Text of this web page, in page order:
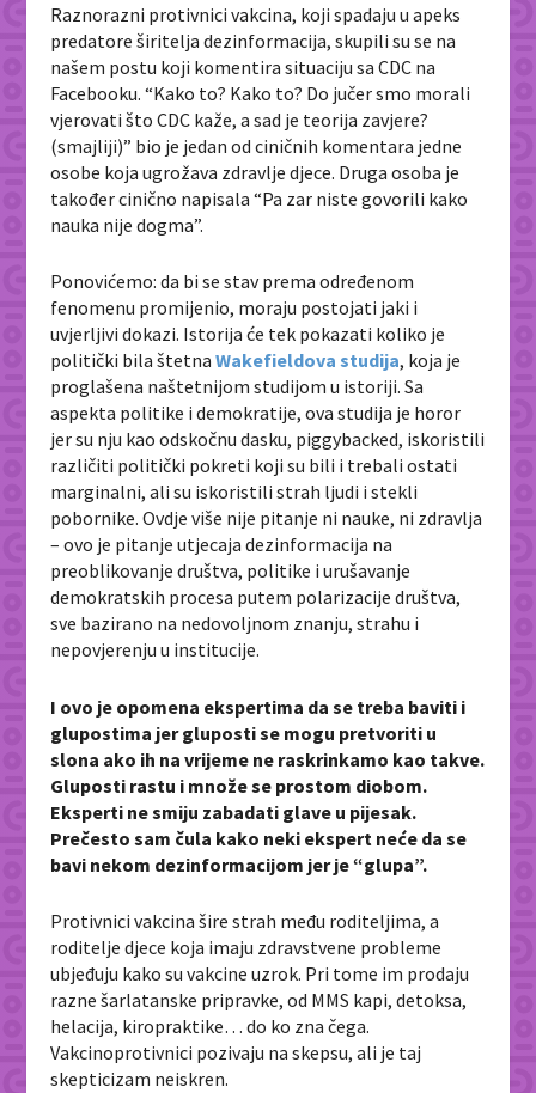
Raznorazni protivnici vakcina, koji spadaju u apeks
predatore širitelja dezinformacija, skupili su se na
našem postu koji komentira situaciju sa CDC na
Facebooku. “Kako to? Kako to? Do jučer smo morali
vjerovati što CDC kaže, a sad je teorija zavjere?
(smajliji)” bio je jedan od ciničnih komentara jedne
osobe koja ugrožava zdravlje djece. Druga osoba je
također cinično napisala “Pa zar niste govorili kako
nauka nije dogma”.
Ponovićemo: da bi se stav prema određenom
fenomenu promijenio, moraju postojati jaki i
uvjerljivi dokazi. Istorija će tek pokazati koliko je
politički bila štetnaWakefieldova studija, koja je
proglašena naštetnijom studijom u istoriji. Sa
aspekta politike i demokratije, ova studija je horor
jer su nju kao odskočnu dasku, piggybacked, iskoristili
različiti politički pokreti koji su bili i trebali ostati
marginalni, ali su iskoristili strah ljudi i stekli
pobornike. Ovdje više nije pitanje ni nauke, ni zdravlja
– ovo je pitanje utjecaja dezinformacija na
preoblikovanje društva, politike i urušavanje
demokratskih procesa putem polarizacije društva,
sve bazirano na nedovoljnom znanju, strahu i
nepovjerenju u institucije.
I ovo je opomena ekspertima da se treba baviti i
glupostima jer gluposti se mogu pretvoriti u
slona ako ih na vrijeme ne raskrinkamo kao takve.
Gluposti rastu i množe se prostom diobom.
Eksperti ne smiju zabadati glave u pijesak.
Prečesto sam čula kako neki ekspert neće da se
bavi nekom dezinformacijom jer je “glupa”.
Protivnici vakcina šire strah među roditeljima, a
roditelje djece koja imaju zdravstvene probleme
ubjeđuju kako su vakcine uzrok. Pri tome im prodaju
razne šarlatanske pripravke, od MMS kapi, detoksa,
helacija, kiropraktike… do ko zna čega.
Vakcinoprotivnici pozivaju na skepsu, ali je taj
skepticizam neiskren.